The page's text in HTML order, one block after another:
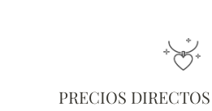
PRECIOS